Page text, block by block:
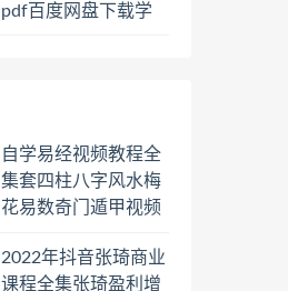
pdf百度网盘下载学
自学易经视频教程全
集套四柱八字风水梅
花易数奇门遁甲视频
日罗盘教程百度云网
2022年抖音张琦商业
课程全集张琦盈利增